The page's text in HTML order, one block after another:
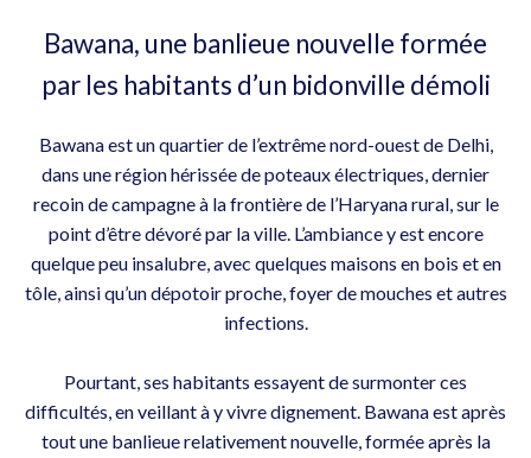
Bawana, une banlieue nouvelle formée
par les habitants d’un bidonville démoli
Bawana est un quartier de l’extrême nord-ouest de Delhi,
dans une région hérissée de poteaux électriques, dernier
recoin de campagne à la frontière de l’Haryana rural, sur le
point d’être dévoré par la ville. L’ambiance y est encore
quelque peu insalubre, avec quelques maisons en bois et en
tôle, ainsi qu’un dépotoir proche, foyer de mouches et autres
infections.
Pourtant, ses habitants essayent de surmonter ces
difficultés, en veillant à y vivre dignement. Bawana est après
tout une banlieue relativement nouvelle, formée après la